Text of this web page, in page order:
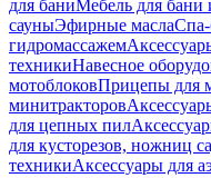
для баниМебель для бани
сауныЭфирные маслаСпа-
гидромассажем
техникиНавесное
мотоблоковПрицепы для
минитракторов
для цепных пил
для кусторезов, ножниц
техникиАксессуары для